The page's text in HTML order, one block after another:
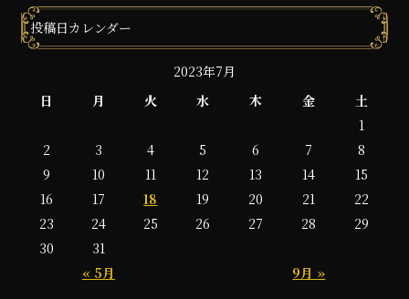
投稿日カレンダー
2023年7月
日
月 火 水 木 金 土
« 5月 9月 »
1
2
3 4 5 6 7
8
9
10 11 12 13 14
15
16
17 18 19 20 21
22
23
24 25 26 27 28
29
30
31